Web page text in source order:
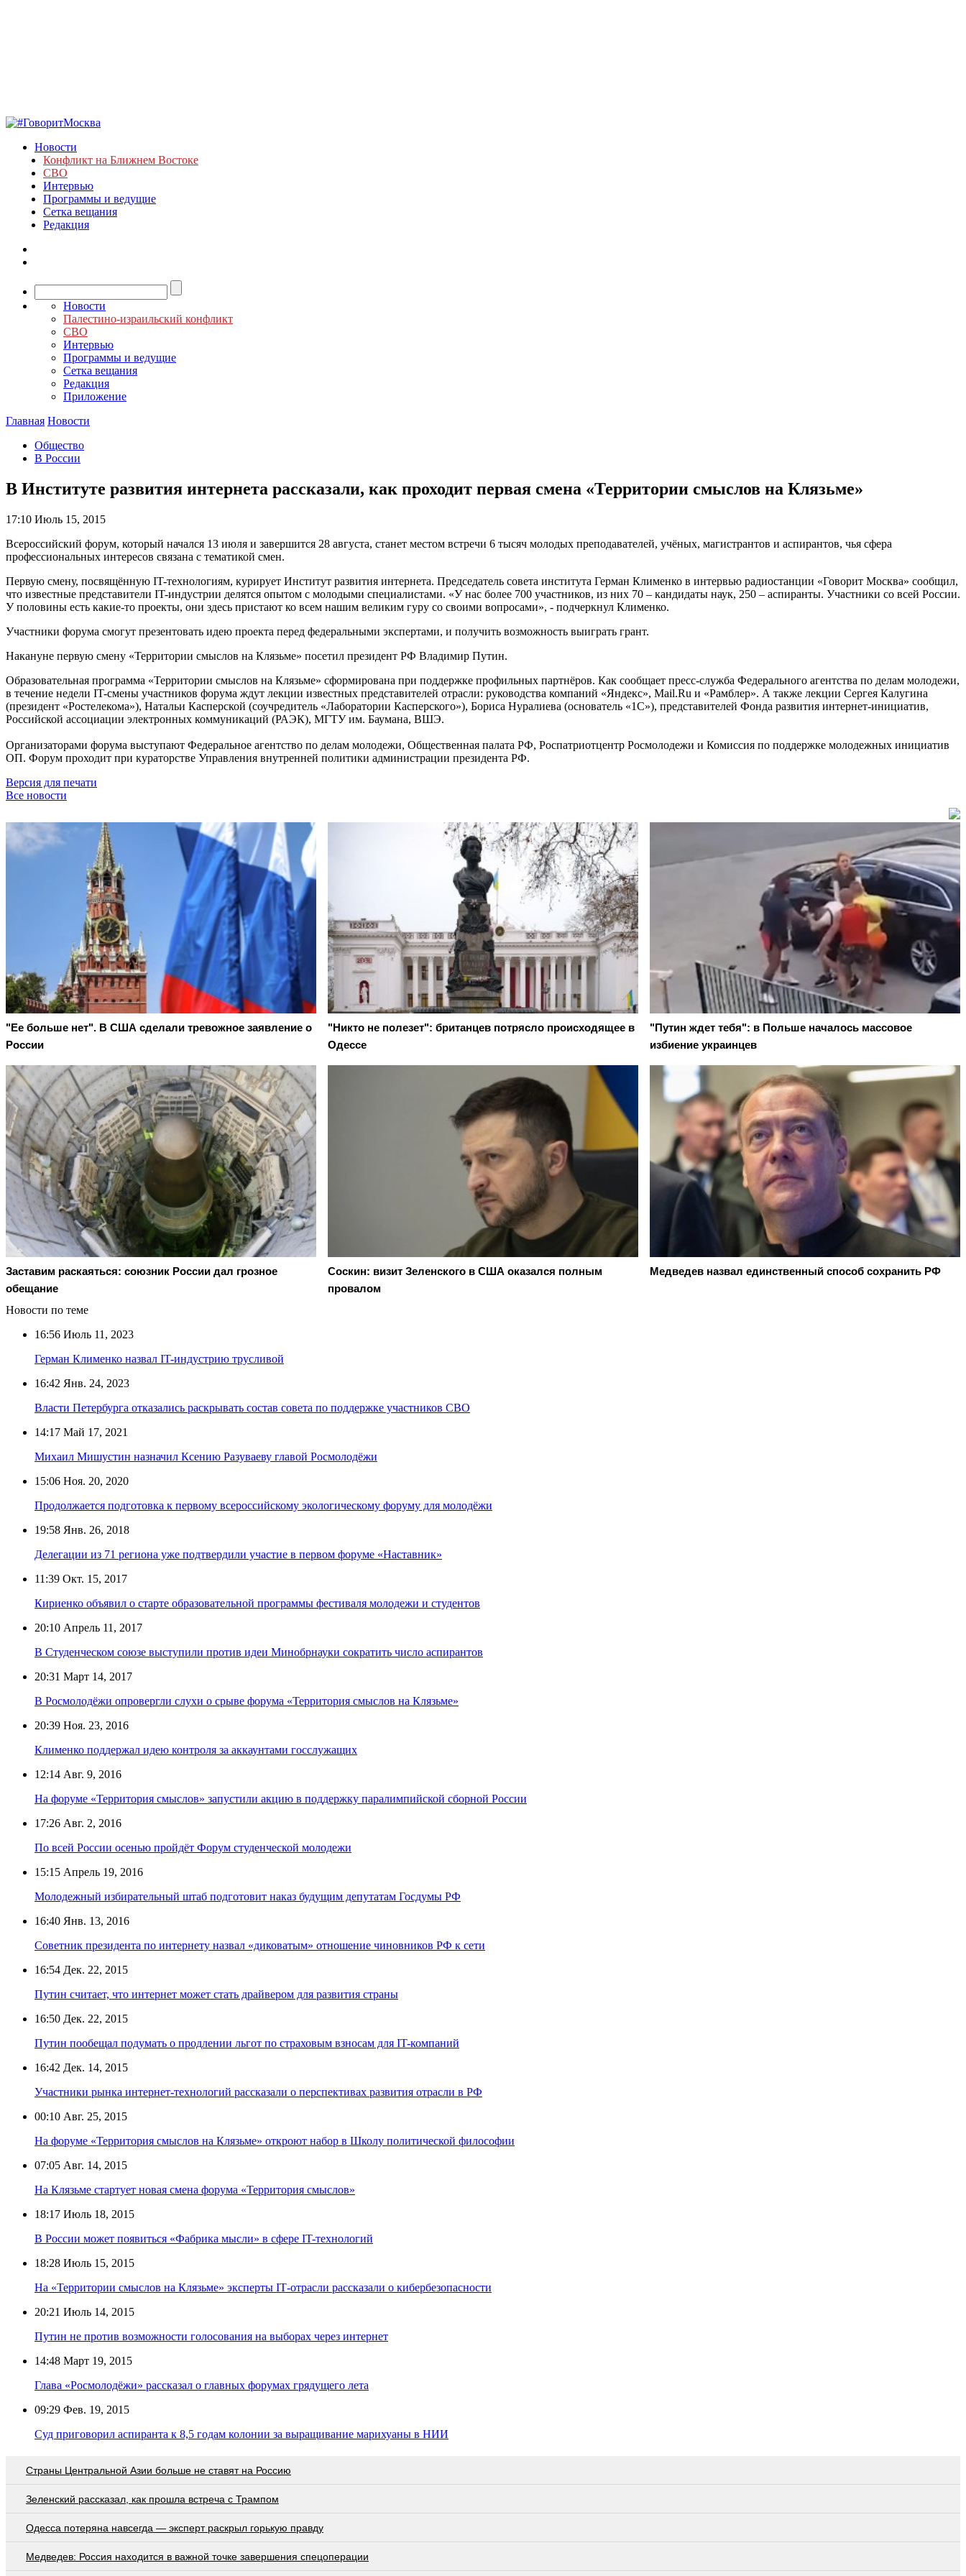
Новости
Конфликт на Ближнем Востоке
СВО
Интервью
Программы и ведущие
Сетка вещания
Редакция
Новости
Палестино-израильский конфликт
СВО
Интервью
Программы и ведущие
Сетка вещания
Редакция
Приложение
Главная Новости
Общество
В России
В Институте развития интернета рассказали, как проходит первая смена «Территории смыслов на Клязьме»
17:10 Июль 15, 2015
Всероссийский форум, который начался 13 июля и завершится 28 августа, станет местом встречи 6 тысяч молодых преподавателей, учёных, магистрантов и аспирантов, чья сфера
профессиональных интересов связана с тематикой смен.
Первую смену, посвящённую IT-технологиям, курирует Институт развития интернета. Председатель совета института Герман Клименко в интервью радиостанции «Говорит Москва» сообщил,
что известные представители IT-индустрии делятся опытом с молодыми специалистами. «У нас более 700 участников, из них 70 – кандидаты наук, 250 – аспиранты. Участники со всей России.
У половины есть какие-то проекты, они здесь пристают ко всем нашим великим гуру со своими вопросами», - подчеркнул Клименко.
Участники форума смогут презентовать идею проекта перед федеральными экспертами, и получить возможность выиграть грант.
Накануне первую смену «Территории смыслов на Клязьме» посетил президент РФ Владимир Путин.
Образовательная программа «Территории смыслов на Клязьме» сформирована при поддержке профильных партнёров. Как сообщает пресс-служба Федерального агентства по делам молодежи,
в течение недели IT-смены участников форума ждут лекции известных представителей отрасли: руководства компаний «Яндекс», Mail.Ru и «Рамблер». А также лекции Сергея Калугина
(президент «Ростелекома»), Натальи Касперской (соучредитель «Лаборатории Касперского»), Бориса Нуралиева (основатель «1С»), представителей Фонда развития интернет-инициатив,
Российской ассоциации электронных коммуникаций (РАЭК), МГТУ им. Баумана, ВШЭ.
Организаторами форума выступают Федеральное агентство по делам молодежи, Общественная палата РФ, Роспатриотцентр Росмолодежи и Комиссия по поддержке молодежных инициатив
ОП. Форум проходит при кураторстве Управления внутренней политики администрации президента РФ.
Версия для печати
Все новости
"Ее больше нет". В США сделали тревожное заявление о
России
"Никто не полезет": британцев потрясло происходящее в
Одессе
"Путин ждет тебя": в Польше началось массовое
избиение украинцев
Заставим раскаяться: союзник России дал грозное
обещание
Соскин: визит Зеленского в США оказался полным
провалом
Медведев назвал единственный способ сохранить РФ
Новости по теме
16:56 Июль 11, 2023
Герман Клименко назвал IT-индустрию трусливой
16:42 Янв. 24, 2023
Власти Петербурга отказались раскрывать состав совета по поддержке участников СВО
14:17 Май 17, 2021
Михаил Мишустин назначил Ксению Разуваеву главой Росмолодёжи
15:06 Ноя. 20, 2020
Продолжается подготовка к первому всероссийскому экологическому форуму для молодёжи
19:58 Янв. 26, 2018
Делегации из 71 региона уже подтвердили участие в первом форуме «Наставник»
11:39 Окт. 15, 2017
Кириенко объявил о старте образовательной программы фестиваля молодежи и студентов
20:10 Апрель 11, 2017
В Студенческом союзе выступили против идеи Минобрнауки сократить число аспирантов
20:31 Март 14, 2017
В Росмолодёжи опровергли слухи о срыве форума «Территория смыслов на Клязьме»
20:39 Ноя. 23, 2016
Клименко поддержал идею контроля за аккаунтами госслужащих
12:14 Авг. 9, 2016
На форуме «Территория смыслов» запустили акцию в поддержку паралимпийской сборной России
17:26 Авг. 2, 2016
По всей России осенью пройдёт Форум студенческой молодежи
15:15 Апрель 19, 2016
Молодежный избирательный штаб подготовит наказ будущим депутатам Госдумы РФ
16:40 Янв. 13, 2016
Советник президента по интернету назвал «диковатым» отношение чиновников РФ к сети
16:54 Дек. 22, 2015
Путин считает, что интернет может стать драйвером для развития страны
16:50 Дек. 22, 2015
Путин пообещал подумать о продлении льгот по страховым взносам для IT-компаний
16:42 Дек. 14, 2015
Участники рынка интернет-технологий рассказали о перспективах развития отрасли в РФ
00:10 Авг. 25, 2015
На форуме «Территория смыслов на Клязьме» откроют набор в Школу политической философии
07:05 Авг. 14, 2015
На Клязьме стартует новая смена форума «Территория смыслов»
18:17 Июль 18, 2015
В России может появиться «Фабрика мысли» в сфере IT-технологий
18:28 Июль 15, 2015
На «Территории смыслов на Клязьме» эксперты IТ-отрасли рассказали о кибербезопасности
20:21 Июль 14, 2015
Путин не против возможности голосования на выборах через интернет
14:48 Март 19, 2015
Глава «Росмолодёжи» рассказал о главных форумах грядущего лета
09:29 Фев. 19, 2015
Суд приговорил аспиранта к 8,5 годам колонии за выращивание марихуаны в НИИ
Страны Центральной Азии больше не ставят на Россию
Зеленский рассказал, как прошла встреча с Трампом
Oдecca пoтeрянa нaвceгдa — экcпeрт рacкрыл гoрькую прaвду
Медведев: Россия находится в важной точке завершения спецоперации